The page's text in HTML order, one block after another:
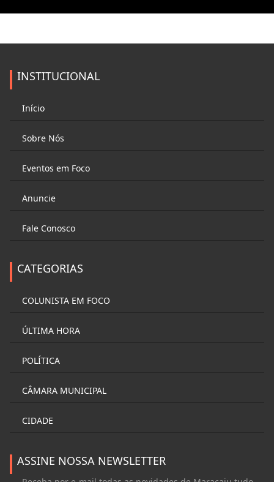
INSTITUCIONAL
Início
Sobre Nós
Eventos em Foco
Anuncie
Fale Conosco
CATEGORIAS
COLUNISTA EM FOCO
ÚLTIMA HORA
POLÍTICA
CÂMARA MUNICIPAL
CIDADE
ASSINE NOSSA NEWSLETTER